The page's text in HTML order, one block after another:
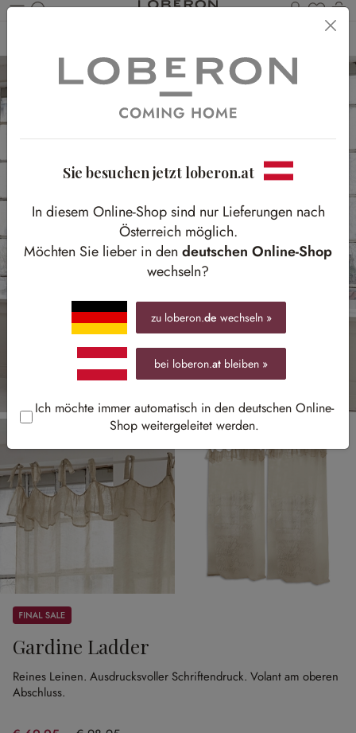
Du
Sale
Gardine Ladder
Reines Leinen. Ausdrucksvoller Schriftendruck. Volant am oberen
Abschluss.
Sie besuchen jetzt loberon.at
In diesem Online-Shop sind nur Lieferungen nach
Österreich möglich.
Möchten Sie lieber in den deutschen Online-Shop
wechseln?
zu loberon.de wechseln »
bei loberon.at bleiben »
Ich möchte immer automatisch in den deutschen Online-
Shop weitergeleitet werden.